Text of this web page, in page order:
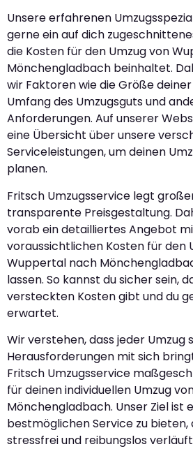
Unsere erfahrenen
gerne ein auf dich
die Kosten für den Umzug von
Mönchengladbach beinhaltet.
wir Faktoren wie die Größe
Umfang des Umzugsguts und
Anforderungen. Auf unserer
eine Übersicht über unsere
Serviceleistungen, um deinen
planen.
Fritsch Umzugsservice legt
transparente Preisgestaltung.
vorab ein detailliertes Angebot
voraussichtlichen Kosten für den
Wuppertal nach
lassen. So kannst du sicher sein,
versteckten Kosten gibt und du
erwartet.
Wir verstehen, dass jeder Umzug
Herausforderungen mit sich
Fritsch Umzugsservice
für deinen individuellen Umzug
Mönchengladbach. Unser Ziel ist
bestmöglichen Service zu bieten,
stressfrei und reibungslos